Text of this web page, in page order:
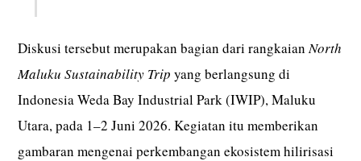
Diskusi tersebut merupakan bagian dari rangkaianNorth
Maluku Sustainability Trip yang berlangsung di
Indonesia Weda Bay Industrial Park (IWIP), Maluku
Utara, pada 1–2 Juni 2026. Kegiatan itu memberikan
gambaran mengenai perkembangan ekosistem hilirisasi